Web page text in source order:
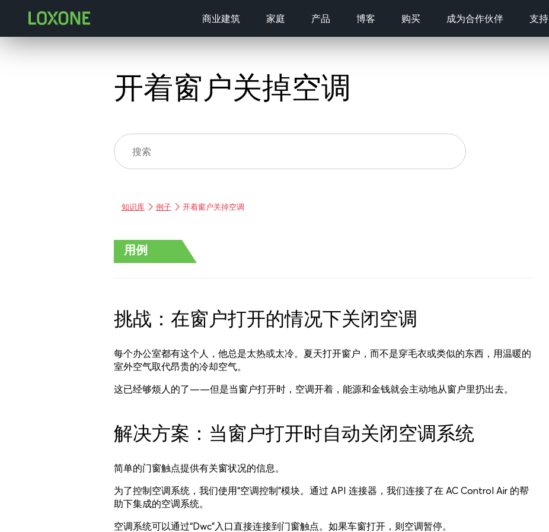
商业建筑 家庭 产品 博客 购买 成为合作伙伴 支持
开着窗户关掉空调
知识库 例子 开着窗户关掉空调
用例
挑战：在窗户打开的情况下关闭空调
每个办公室都有这个人，他总是太热或太冷。夏天打开窗户，而不是穿毛衣或类似的东西，用温暖的
室外空气取代昂贵的冷却空气。
这已经够烦人的了——但是当窗户打开时，空调开着，能源和金钱就会主动地从窗户里扔出去。
解决方案：当窗户打开时自动关闭空调系统
简单的门窗触点提供有关窗状况的信息。
为了控制空调系统，我们使用“空调控制”模块。通过 API 连接器，我们连接了在 AC Control Air 的帮
助下集成的空调系统。
空调系统可以通过“Dwc”入口直接连接到门窗触点。如果车窗打开，则空调暂停。